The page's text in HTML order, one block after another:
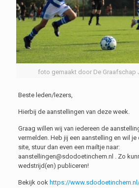
foto gemaakt door De Graafschap
Beste leden/lezers,
Hierbij de aanstellingen van deze week.
Graag willen wij van iedereen de
vermelden. Heb jij een aanstelling en wil
site, stuur dan even een mailtje naar:
aanstellingen@sdodoetinchem.nl . Zo
wedstrijd(en) publiceren!
Bekijk ook https://